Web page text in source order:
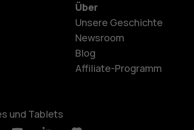
und Tablets
Über
Unsere Geschichte
Newsroom
Blog
Affiliate-Programm